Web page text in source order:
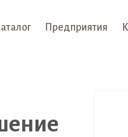
Предприятия